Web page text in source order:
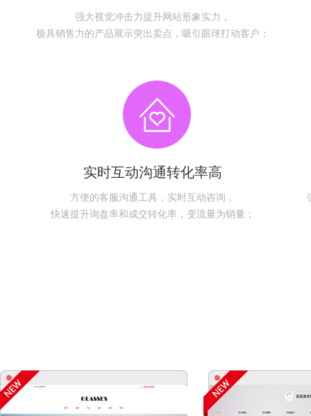
强大视觉冲击力提升网站形象实力，
极具销售力的产品展示突出卖点，吸引眼球打动客户；
实时互动沟通转化率高
方便的客服沟通工具，实时互动咨询，
快速提升询盘率和成交转化率，变流量为销量；